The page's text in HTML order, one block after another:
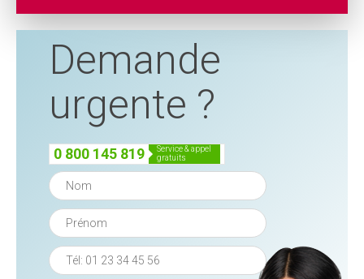
Demande
urgente ?
0 800 145 819
service & appel
gratuits